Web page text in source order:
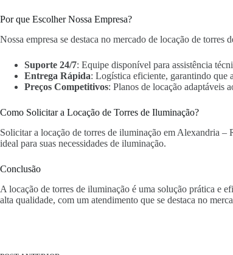
Por que Escolher Nossa Empresa?
Nossa empresa se destaca no mercado de locação de
Suporte 24/7: Equipe disponível para assistência
Entrega Rápida: Logística eficiente, garantindo que
Preços Competitivos: Planos de locação adaptáveis
Como Solicitar a Locação de Torres de Iluminação?
Solicitar a locação de torres de iluminação em Alexandria
ideal para suas necessidades de iluminação.
Conclusão
A locação de torres de iluminação é uma solução prática e
alta qualidade, com um atendimento que se destaca no